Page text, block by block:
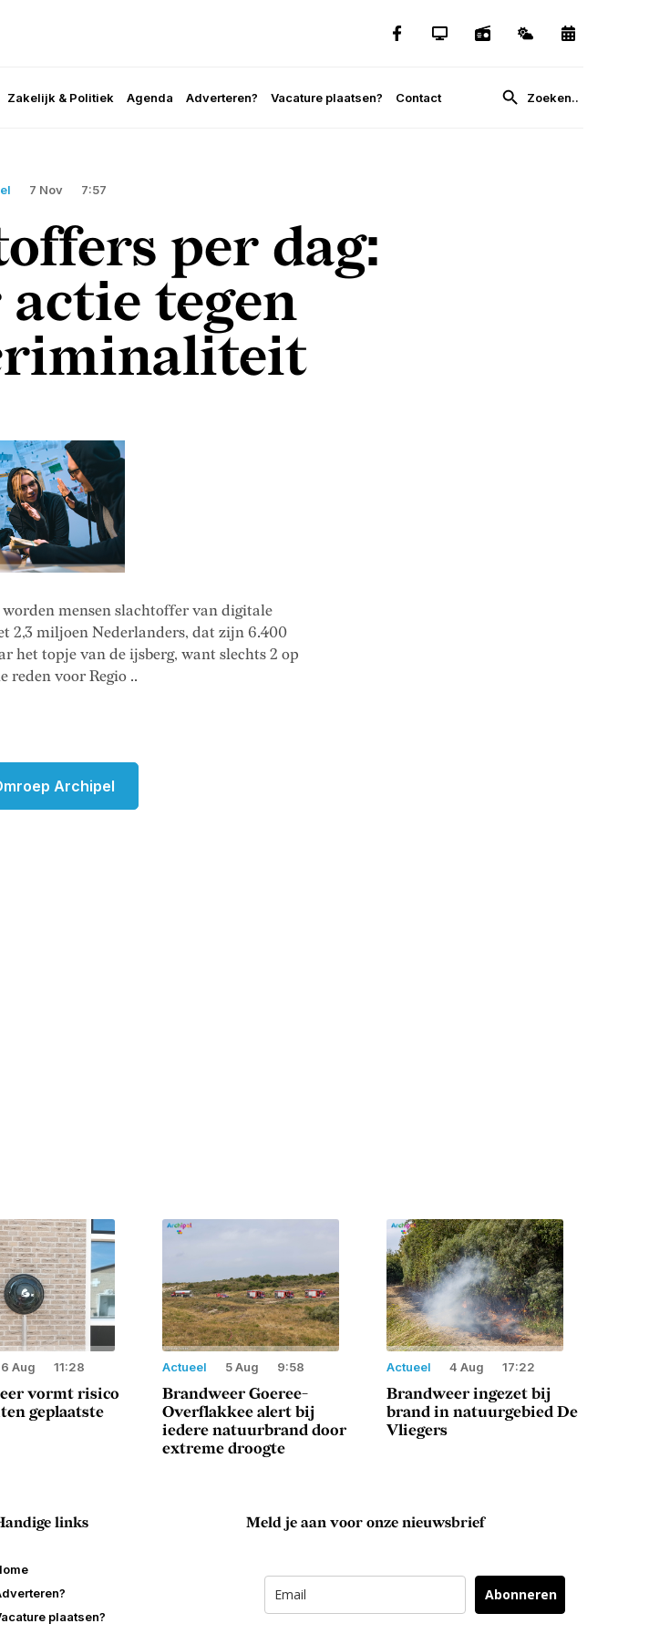
Zakelijk & Politiek Agenda Adverteren? Vacature plaatsen? Contact
7 Nov 7:57
per dag:
tegen
mensen slachtoffer van digitale
2,3 miljoen Nederlanders, dat zijn 6.400
het topje van de ijsberg, want slechts 2 op
reden voor Regio ..
Archipel
6 Aug 11:28
vormt risico
geplaatste
Actueel 5 Aug 9:58
Brandweer Goeree-
Overflakkee alert bij
iedere natuurbrand door
extreme droogte
Actueel 4 Aug 17:22
Brandweer ingezet bij
brand in natuurgebied De
Vliegers
links
plaatsen?
Meld je aan voor onze nieuwsbrief
Abonneren